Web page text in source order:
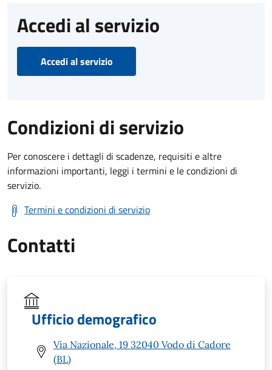
Accedi al servizio
Accedi al servizio
Condizioni di servizio
Per conoscere i dettagli di scadenze, requisiti e altre
informazioni importanti, leggi i termini e le condizioni di
servizio.
Termini e condizioni di servizio
Contatti
Ufficio demografico
Via Nazionale, 19 32040 Vodo di Cadore
(BL)